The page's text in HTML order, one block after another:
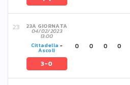
23A GIORNATA
04/02/2023
13:00
Cittadella -
Ascoli
3-0
0 0 0 0